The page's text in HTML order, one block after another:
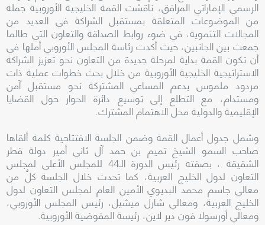
الرسمي الإماراتي المرافق، ناقشت القمة الخليجية الأوروبية جملة
من الموضوعات المتعلقة بمستقبل الشراكة في العديد من
المجالات التنموية، في ضوء روابط الصداقة والتعاون التي طالما
جمعت بين الجانبين، حيث أكدت رئاسة المجلس الأوروبي أملها في
أن تكون القمة بداية لمرحلة جديدة من التعاون نحو تعزيز الشراكة
الاستراتيجية الخليجية الأوروبية من خلال بحث خطوات عملية ذات
مردود ملموس يدعم المساعي المشتركة نحو مستقبل آمن
ومستدام، مع التطلع إلى توسيع دائرة الحوار حول القضايا
الإقليمية والدولية محل الاهتمام المشترك.
وشمل جدول أعمال القمة وضمن الجلسة الافتتاحية كلمة ألقاها
صاحب السمو الشيخ تميم بن حمد آل ثاني أمير دولة قطر
الشقيقة ، بصفته رئيس الدورة الـ44 للمجلس الأعلى لمجلس
التعاون لدول الخليج العربية، كما تحدث خلال الجلسة كلٌ من
معالي جاسم محمد البديوي الأمين العام لمجلس التعاون لدول
الخليج العربية، ومعالي شارل ميشيل، رئيس المجلس الأوروبي،
ومعالي أورسولا فون دير لاين، رئيسة المفوضية الأوروبية.